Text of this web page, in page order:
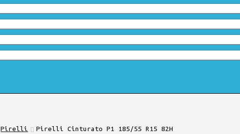
Pirelli Pirelli Cinturato P1 185/55 R15 82H